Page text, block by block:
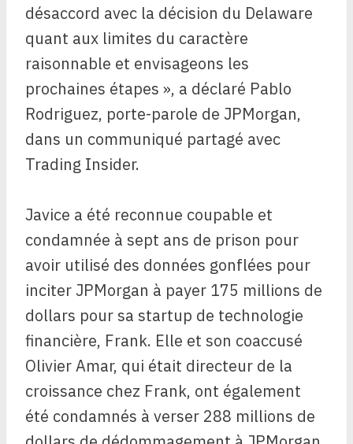
désaccord avec la décision du Delaware
quant aux limites du caractère
raisonnable et envisageons les
prochaines étapes », a déclaré Pablo
Rodriguez, porte-parole de JPMorgan,
dans un communiqué partagé avec
Trading Insider.
Javice a été reconnue coupable et
condamnée à sept ans de prison pour
avoir utilisé des données gonflées pour
inciter JPMorgan à payer 175 millions de
dollars pour sa startup de technologie
financière, Frank. Elle et son coaccusé
Olivier Amar, qui était directeur de la
croissance chez Frank, ont également
été condamnés à verser 288 millions de